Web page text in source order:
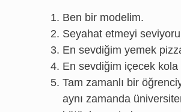
Ben bir modelim.
Seyahat etmeyi
En sevdiğim yemek
En sevdiğim içecek kola
Tam zamanlı bir
aynı zamanda